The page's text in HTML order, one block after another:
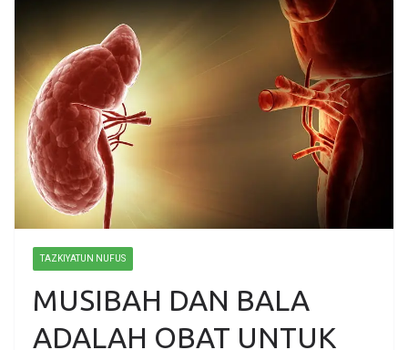
TAZKIYATUN NUFUS
MUSIBAH DAN BALA
ADALAH OBAT UNTUK